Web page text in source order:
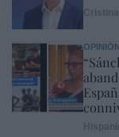
OPINIÓN